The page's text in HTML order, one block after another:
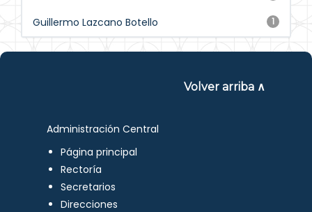
1
Guillermo Lazcano Botello
Volver arriba ∧
Administración Central
Página principal
Rectoría
Secretarios
Direcciones